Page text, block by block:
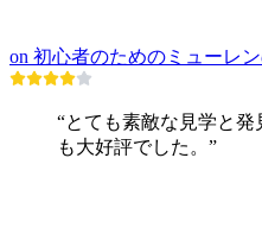
on 初心者のためのミューレ
“とても素敵な見学と
も大好評でした。”